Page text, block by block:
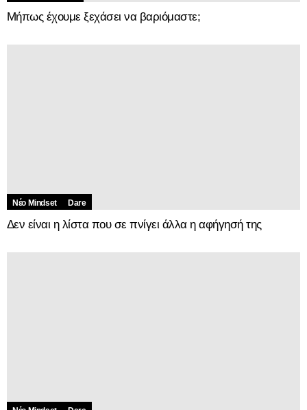
Μήπως έχουμε ξεχάσει να βαριόμαστε;
Νέο Mindset Dare
Δεν είναι η λίστα που σε πνίγει άλλα η αφήγησή της